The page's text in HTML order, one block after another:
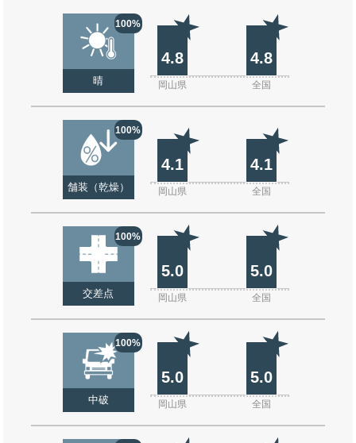
100%
晴
4.8 4.8
岡山県 全国
100%
舗装（乾燥）
4.1 4.1
岡山県 全国
100%
交差点
5.0 5.0
岡山県 全国
100%
中破
5.0 5.0
岡山県 全国